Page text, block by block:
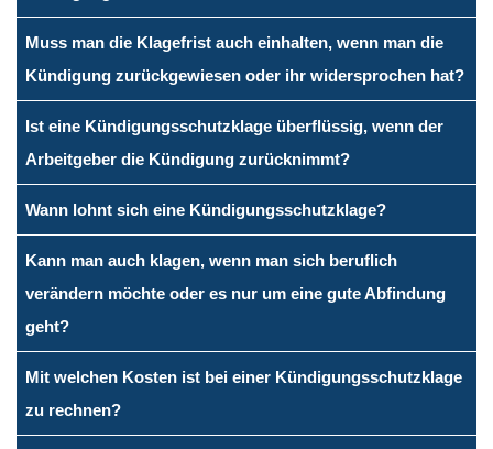
Muss man die Klagefrist auch einhalten, wenn man die
Kündigung zurückgewiesen oder ihr widersprochen hat?
Ist eine Kündigungsschutzklage überflüssig, wenn der
Arbeitgeber die Kündigung zurücknimmt?
Wann lohnt sich eine Kündigungsschutzklage?
Kann man auch klagen, wenn man sich beruflich
verändern möchte oder es nur um eine gute Abfindung
geht?
Mit welchen Kosten ist bei einer Kündigungsschutzklage
zu rechnen?